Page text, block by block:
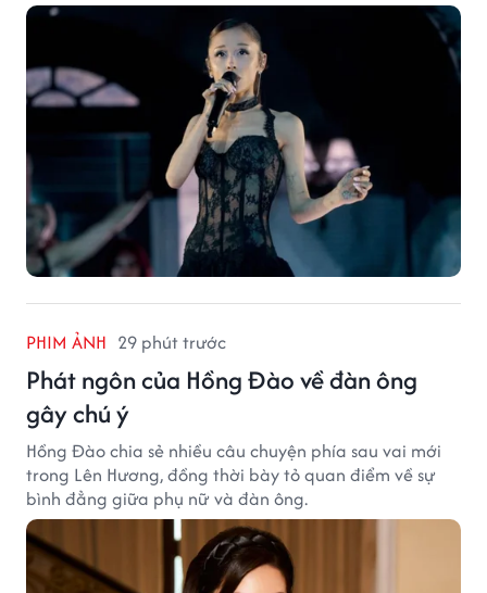
PHIM ẢNH 29 phút trước
Phát ngôn của Hồng Đào về đàn ông
gây chú ý
Hồng Đào chia sẻ nhiều câu chuyện phía sau vai mới
trong Lên Hương, đồng thời bày tỏ quan điểm về sự
bình đẳng giữa phụ nữ và đàn ông.